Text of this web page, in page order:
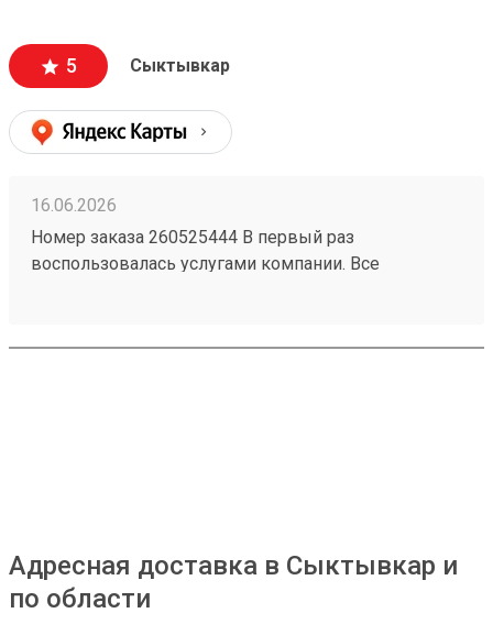
5 Сыктывкар
16.06.2026
Номер заказа 260525444 В первый раз
воспользовалась услугами компании. Все
Особая похвала водителю, который доставил заказ
Адресная доставка в Сыктывкар и
по области